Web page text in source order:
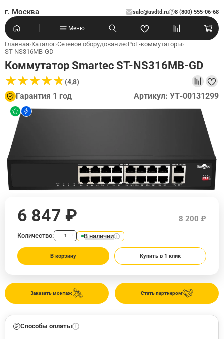
г. Москва sale@asdtd.ru 8 (800) 555-06-68
?
Меню
Главная›Каталог›Сетевое оборудование›PoE-коммутаторы›
ST-NS316MB-GD
Коммутатор Smartec ST-NS316MB-GD
★★★★★
★★★★★(4,8)
Гарантия 1 год Артикул: УТ-00131299
Стать партнером
Заказать монтаж
6 847 ₽ 8 200 ₽
Количество: − + В наличии
В корзину Купить в 1 клик
Способы оплаты